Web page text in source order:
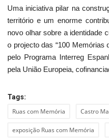
Uma iniciativa pilar na
território e um enorme
novo olhar sobre a identidade
o projecto das “100 Memórias
pelo Programa Interreg
pela União Europeia,
Tags:
Ruas com Memória Castro
exposição Ruas com Memória